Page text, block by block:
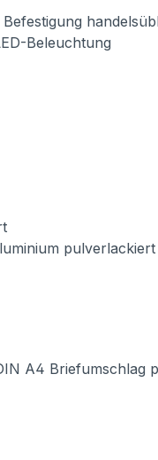
Beleuchtung
pulverlackiert
A4 Briefumschlag